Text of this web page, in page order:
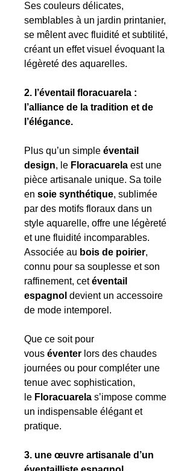
Ses couleurs délicates,
semblables à un jardin printanier,
se mêlent avec fluidité et subtilité,
créant un effet visuel évoquant la
légèreté des aquarelles.
2. l’éventail floracuarela :
l’alliance de la tradition et de
l’élégance.
Plus qu’un simple éventail
design, le Floracuarela est une
pièce artisanale unique. Sa toile
en soie synthétique, sublimée
par des motifs floraux dans un
style aquarelle, offre une légèreté
et une fluidité incomparables.
Associée au bois de poirier,
connu pour sa souplesse et son
raffinement, cetéventail
espagnol devient un accessoire
de mode intemporel.
Que ce soit pour
vous éventer lors des chaudes
journées ou pour compléter une
tenue avec sophistication,
le Floracuarela s’impose comme
un indispensable élégant et
pratique.
3. une œuvre artisanale d’un